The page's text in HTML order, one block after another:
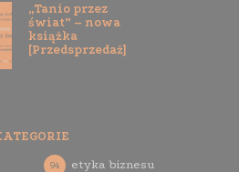
„Tanio przez
świat” – nowa
książka
[Przedsprzedaż]
etyka biznesu
94